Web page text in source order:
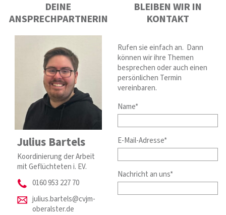
DEINE
ANSPRECHPARTNERIN
Julius Bartels
Koordinierung der Arbeit
mit Geflüchteten i. EV.
0160 953 227 70
julius.bartels@cvjm-
oberalster.de
BLEIBEN WIR IN
KONTAKT
Rufen sie einfach an. Dann
können wir ihre Themen
besprechen oder auch einen
persönlichen Termin
vereinbaren.
Name*
E-Mail-Adresse*
Nachricht an uns*